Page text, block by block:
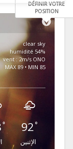
DÉFINIR VOTRE
POSITION
clear sky
54% humidité
vent : 2m/s ONO
MAX 89 • MIN 85
° 92°
الإثنين